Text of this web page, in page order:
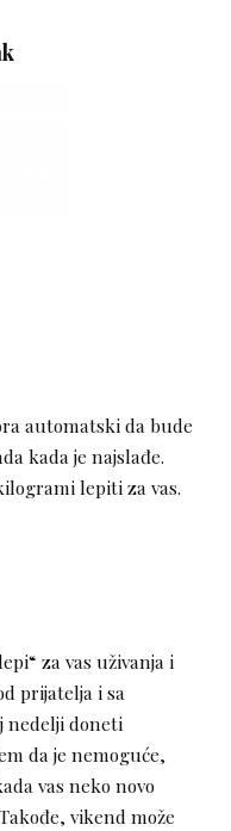
automatski da bude
kada je najslađe.
lepiti za vas.
za vas uživanja i
prijatelja i sa
nedelji doneti
da je nemoguće,
vas neko novo
vikend može